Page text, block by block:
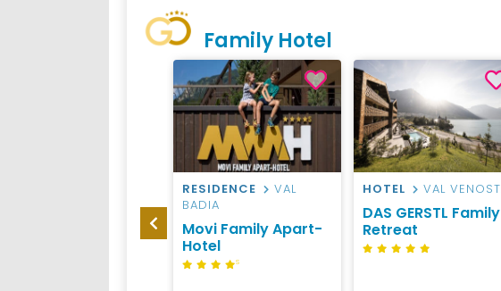
Family Hotel
RESIDENCE
VAL
BADIA
Movi Family Apart-
Hotel
S
HOTEL VAL
DAS GERSTL Family
Retreat